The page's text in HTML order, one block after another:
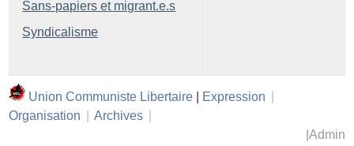
Sans-papiers et migrant.e.s
Syndicalisme
Union Communiste Libertaire Expression
Organisation
Archives
Admin